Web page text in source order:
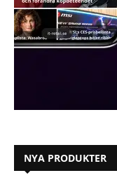
NYA PRODUKTER